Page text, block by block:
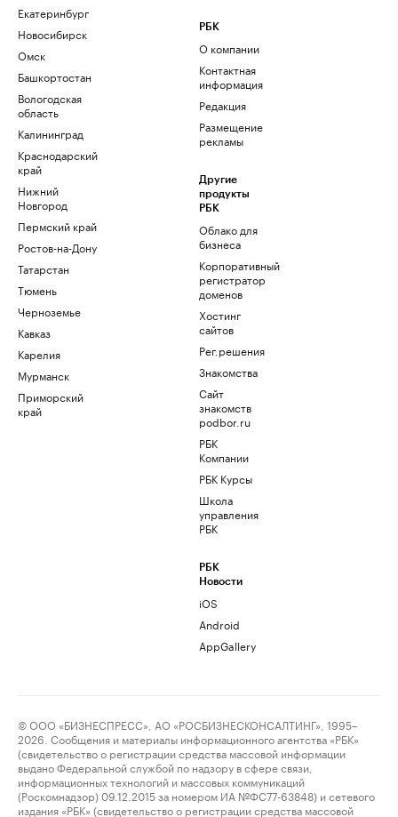
Екатеринбург
Новосибирск
Омск
Башкортостан
Вологодская
область
Калининград
Краснодарский
край
Нижний
Новгород
Пермский край
Ростов-на-Дону
Татарстан
Тюмень
Черноземье
Кавказ
Карелия
Мурманск
Приморский
край
РБК
О компании
Контактная
информация
Редакция
Размещение
рекламы
Другие
продукты
РБК
Облако для
бизнеса
Корпоративный
регистратор
доменов
Хостинг
сайтов
Рег.решения
Знакомства
Сайт
знакомств
podbor.ru
РБК
Компании
РБК Курсы
Школа
управления
РБК
РБК
Новости
iOS
Android
AppGallery
© ООО «БИЗНЕСПРЕСС», АО «РОСБИЗНЕСКОНСАЛТИНГ», 1995–
2026. Сообщения и материалы информационного агентства «РБК»
(свидетельство о регистрации средства массовой информации
выдано Федеральной службой по надзору в сфере связи,
информационных технологий и массовых коммуникаций
(Роскомнадзор) 09.12.2015 за номером ИА №ФС77-63848) и сетевого
издания «РБК» (свидетельство о регистрации средства массовой